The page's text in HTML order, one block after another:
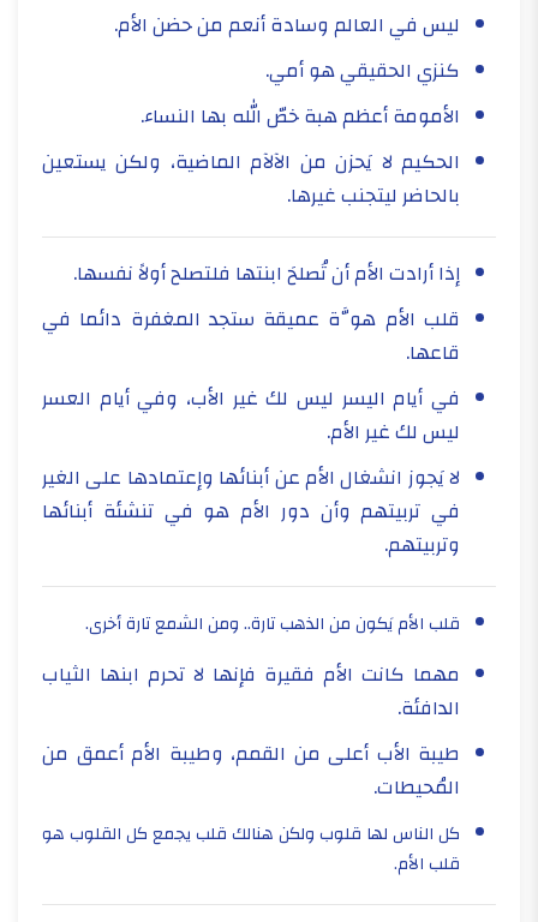
ليس في العالم وسادة أنعم من حضن الأم.
كنزي الحقيقي هو أمي.
الأمومة أعظم هبة خصّ الله بها النساء.
الحكيم لا يَحزن من الآلآم الماضية، ولكن يستعين
بالحاضر ليتجنب غيرها.
إذا أرادت الأم أن تُصلحَ ابنتها فلتصلح أولاً نفسها.
قلب الأم هوَّة عميقة ستجد المغفرة دائما في
قاعها.
في أيام اليسر ليس لك غير الأب، وفي أيام العسر
ليس لك غير الأم.
لا يَجوز انشغال الأم عن أبنائها وإعتمادها على الغير
في تربيتهم وأن دور الأم هو في تنشئة أبنائها
وتربيتهم.
قلب الأم يَكون من الذهب تارة.. ومن الشمع تارة أخرى.
مهما كانت الأم فقيرة فإنها لا تحرم ابنها الثياب
الدافئة.
طيبة الأب أعلى من القمم، وطيبة الأم أعمق من
المُحيطات.
كل الناس لها قلوب ولكن هنالك قلب يجمع كل القلوب هو
قلب الأم.